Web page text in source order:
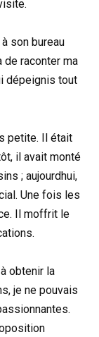
son bureau
de raconter ma
dépeignis tout
petite. Il était
il avait monté
; aujourdhui,
Une fois les
Il moffrit le
obtenir la
je ne pouvais